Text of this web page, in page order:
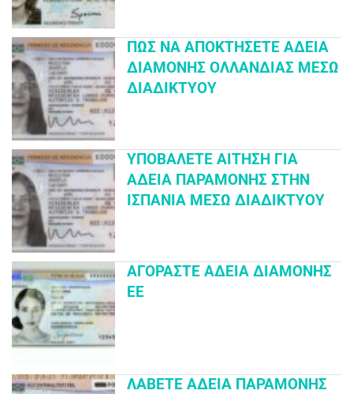
ΠΏΣ ΝΑ ΑΠΟΚΤΉΣΕΤΕ ΆΔΕΙΑ
ΔΙΑΜΟΝΉΣ ΟΛΛΑΝΔΊΑΣ ΜΈΣΩ
ΔΙΑΔΙΚΤΎΟΥ
ΥΠΟΒΆΛΕΤΕ ΑΊΤΗΣΗ ΓΙΑ
ΆΔΕΙΑ ΠΑΡΑΜΟΝΉΣ ΣΤΗΝ
ΙΣΠΑΝΊΑ ΜΈΣΩ ΔΙΑΔΙΚΤΎΟΥ
ΑΓΟΡΆΣΤΕ ΆΔΕΙΑ ΔΙΑΜΟΝΉΣ
ΕΕ
ΛΆΒΕΤΕ ΆΔΕΙΑ ΠΑΡΑΜΟΝΉΣ